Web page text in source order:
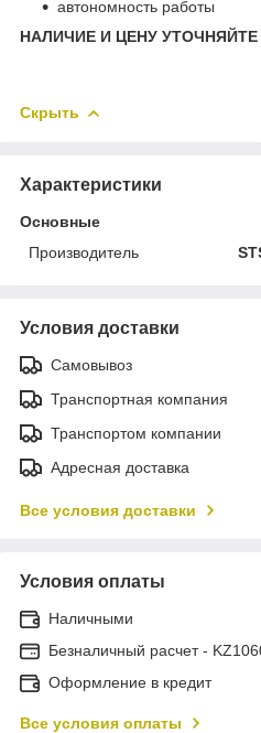
автономность работы
НАЛИЧИЕ И ЦЕНУ
Скрыть
Характеристики
Основные
Производитель
Условия доставки
Самовывоз
Транспортная компания
Транспортом компании
Адресная доставка
Все условия доставки
Условия оплаты
Наличными
Безналичный расчет -
Оформление в кредит
Все условия оплаты